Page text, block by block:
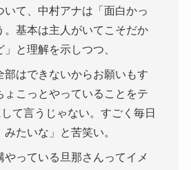
いて、中村アナは「面白かっ
。基本は主人がいてこそだか
と理解を示しつつ、
部はできないからお願いもす
ょこっとやっていることをテ
て言うじゃない。すごく毎日
たいな」と苦笑い。
やっている旦那さんってイメ